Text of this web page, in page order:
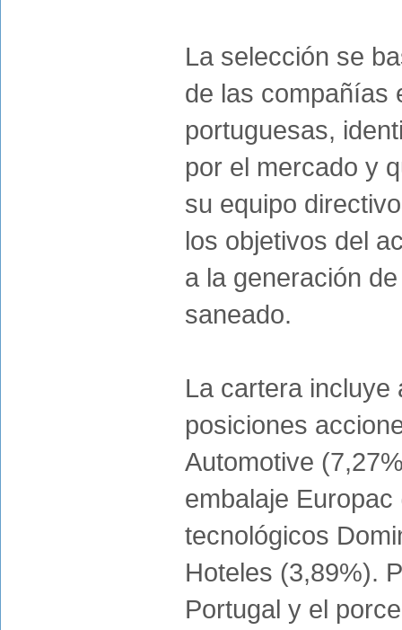
La selección se
de las compañías
portuguesas,
por el mercado y
su equipo
los objetivos del
a la generación
saneado.
La cartera incluye
posiciones
Automotive
embalaje
tecnológicos
Hoteles (3,89%).
Portugal y el